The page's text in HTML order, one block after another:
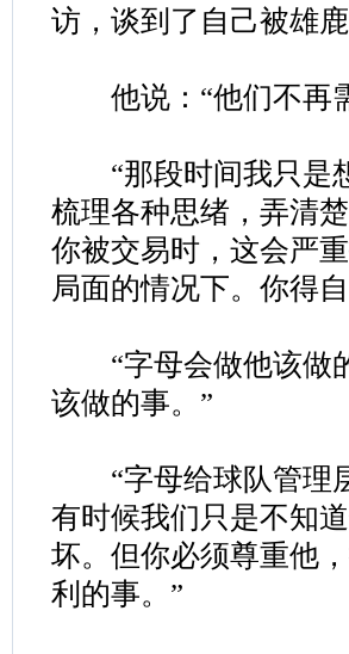
访，谈到了自己被雄鹿
他说：“他们不再
“那段时间我只是想
梳理各种思绪，弄清
你被交易时，这会严
局面的情况下。你得
“字母会做他该做的
该做的事。”
“字母给球队管理层
有时候我们只是不知
坏。但你必须尊重他
利的事。”